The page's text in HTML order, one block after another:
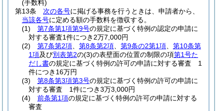
(手数料)
第13条
次の各号に掲げる事務を行うときは、申請者から、
当該各号に定める額の手数料を徴収する。
(1)
第7条第1項第9号の規定に基づく特例の認定の申請に
対する審査1件につき2万7,000円
(2)
第7条第2項 第8条第2項 第9条の2第1項
第10条第
1項及び別表第2の(3)の表壁面の位置の制限の項第1号た
だし書の規定に基づく特例の許可の申請に対する審査 1
件につき16万円
(3)
第8条第3項第3号の規定に基づく特例の許可の申請に
対する審査 1件につき3万3,000円
(4)
前条第1項の規定に基づく特例の許可の申請に対する
審査